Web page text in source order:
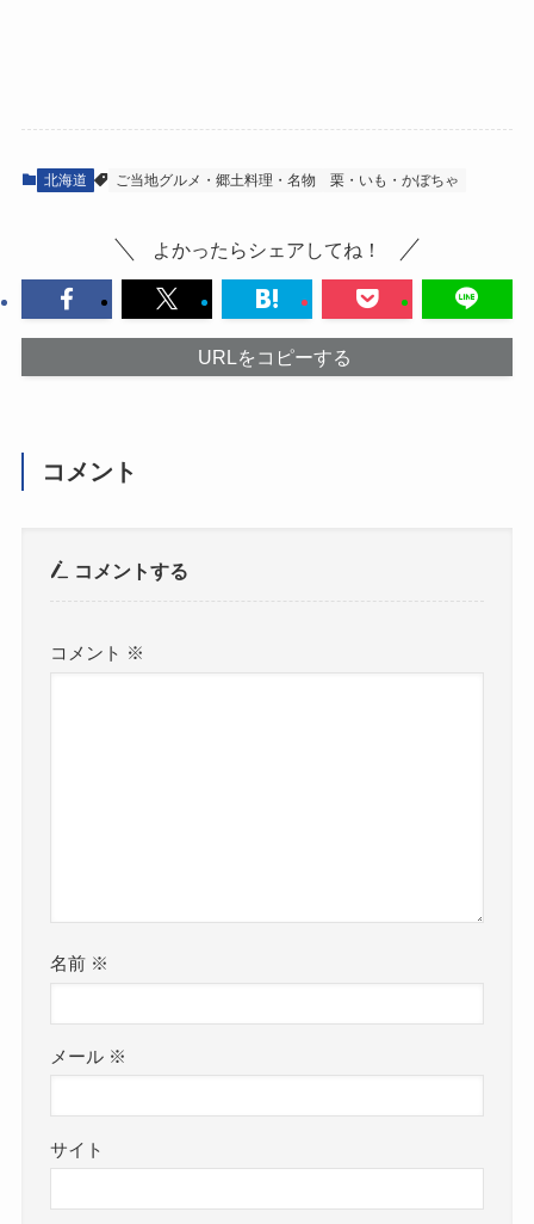
北海道 ご当地グルメ・郷土料理・名物 栗・いも・かぼちゃ
よかったらシェアしてね！
URLをコピーする
コメント
コメントする
コメント ※
名前 ※
メール ※
サイト